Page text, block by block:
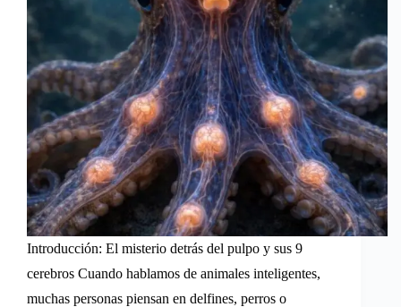
Introducción: El misterio detrás del pulpo y sus 9
cerebros Cuando hablamos de animales inteligentes,
muchas personas piensan en delfines, perros o